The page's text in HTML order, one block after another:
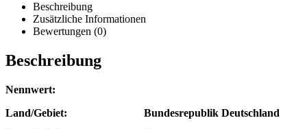
Beschreibung
Zusätzliche Informationen
Bewertungen (0)
Beschreibung
Nennwert:
Land/Gebiet: Bundesrepublik Deutschland